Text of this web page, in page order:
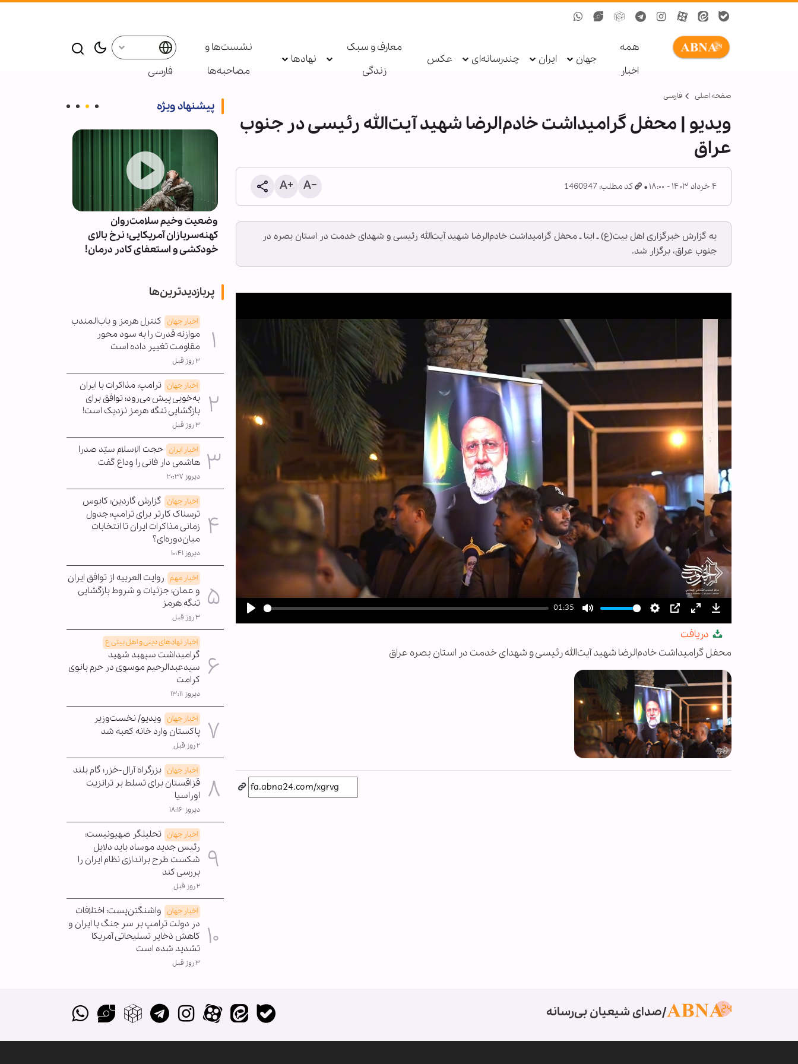
همه
اخبار
جهان ایران چندرسانه‌ای عکس
معارف و سبک
زندگی
نهادها
نشست‌ها و
مصاحبه‌ها
فارسی
صفحه اصلی فارسی
ویدیو | محفل گرامیداشت خادم‌الرضا شهید آیت‌الله رئیسی در جنوب
عراق
۴ خرداد ۱۴۰۳ - ۱۸:۰۰ کد مطلب: 1460947
به گزارش خبرگزاری اهل بیت(ع) ـ ابنا ـ محفل گرامیداشت خادم‌الرضا شهید آیت‌الله رئیسی و شهدای خدمت در استان بصره در
جنوب عراق، برگزار شد.
Play
01:35
Mute Settings
PIP Enter
fullscreen
Download
دریافت
محفل گرامیداشت خادم‌الرضا شهید آیت‌الله رئیسی و شهدای خدمت در استان بصره عراق
پیشنهاد ویژه
عامل اصلی حادثه فوت «حمیدرضا
رجب‌زاده» دستگیر شد
اذعان آمریکا به عبور ده‌ها کشتی از
محاصره ایران
وضعیت وخیم سلامت‌روان
کهنه‌سربازان آمریکایی؛ نرخ بالای
خودکشی و استعفای کادر درمان!
پربازدیدترین‌ها
اخبار جهان کنترل هرمز و باب‌المندب
موازنه قدرت را به سود محور
مقاومت تغییر داده است
۳ روز قبل
اخبار جهان ترامپ: مذاکرات با ایران
به‌خوبی پیش می‌رود؛ توافق برای
بازگشایی تنگه هرمز نزدیک است!
۳ روز قبل
اخبار ایران حجت الاسلام سیّد صدرا
هاشمی دار فانی را وداع گفت
دیروز ۲۰:۳۷
اخبار جهان گزارش گاردین: کابوس
ترسناک کارتر برای ترامپ؛ جدول
زمانی مذاکرات ایران تا انتخابات
میان‌دوره‌ای؟
دیروز ۱۰:۴۱
اخبار مهم روایت العربیه از توافق ایران
و عمان؛ جزئیات و شروط بازگشایی
تنگه هرمز
۳ روز قبل
اخبار نهادهای دینی و اهل بیتی ع
گرامیداشت سپهبد شهید
سیدعبدالرحیم موسوی در حرم بانوی
کرامت
دیروز ۱۳:۱۱
اخبار جهان ویدیو/ نخست‌وزیر
پاکستان وارد خانه کعبه شد
۲ روز قبل
اخبار جهان بزرگراه آرال-خزر؛ گام بلند
قزاقستان برای تسلط بر ترانزیت
اوراسیا
دیروز ۱۸:۱۶
اخبار جهان تحلیلگر صهیونیست:
رئیس جدید موساد باید دلایل
شکست طرح براندازی نظام ایران را
بررسی کند
۲ روز قبل
اخبار جهان واشنگتن‌پست: اختلافات
در دولت ترامپ بر سر جنگ با ایران و
کاهش ذخایر تسلیحاتی آمریکا
تشدید شده است
۳ روز قبل
صدای شیعیان بی‌رسانه